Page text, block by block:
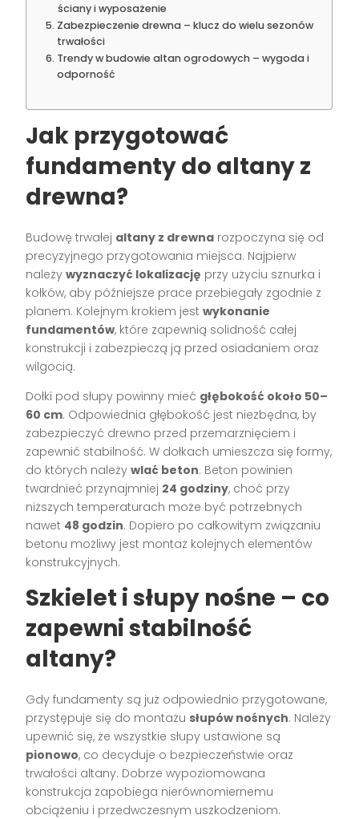
ściany i wyposażenie
Zabezpieczenie drewna – klucz do wielu sezonów
trwałości
Trendy w budowie altan ogrodowych – wygoda i
odporność
Jak przygotować
fundamenty do altany z
drewna?
Budowę trwałej altany z drewna rozpoczyna się od
precyzyjnego przygotowania miejsca. Najpierw
należywyznaczyć lokalizację przy użyciu sznurka i
kołków, aby późniejsze prace przebiegały zgodnie z
planem. Kolejnym krokiem jestwykonanie
fundamentów, które zapewnią solidność całej
konstrukcji i zabezpieczą ją przed osiadaniem oraz
wilgocią.
Dołki pod słupy powinny mieć głębokość około 50–
60 cm. Odpowiednia głębokość jest niezbędna, by
zabezpieczyć drewno przed przemarznięciem i
zapewnić stabilność. W dołkach umieszcza się formy,
do których należywlać beton. Beton powinien
twardnieć przynajmniej 24 godziny, choć przy
niższych temperaturach może być potrzebnych
nawet 48 godzin. Dopiero po całkowitym związaniu
betonu możliwy jest montaż kolejnych elementów
konstrukcyjnych.
Szkielet i słupy nośne – co
zapewni stabilność
altany?
Gdy fundamenty są już odpowiednio przygotowane,
przystępuje się do montażu słupów nośnych. Należy
upewnić się, że wszystkie słupy ustawione są
pionowo, co decyduje o bezpieczeństwie oraz
trwałości altany. Dobrze wypoziomowana
konstrukcja zapobiega nierównomiernemu
obciążeniu i przedwczesnym uszkodzeniom.